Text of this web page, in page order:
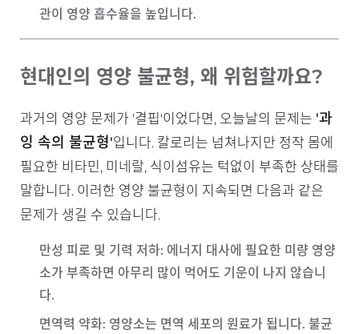
관이 영양 흡수율을 높입니다.
현대인의 영양 불균형, 왜 위험할까요?
과거의 영양 문제가 '결핍'이었다면, 오늘날의 문제는 '과
잉 속의 불균형'입니다. 칼로리는 넘쳐나지만 정작 몸에
필요한 비타민, 미네랄, 식이섬유는 턱없이 부족한 상태를
말합니다. 이러한 영양 불균형이 지속되면 다음과 같은
문제가 생길 수 있습니다.
만성 피로 및 기력 저하: 에너지 대사에 필요한 미량 영양
소가 부족하면 아무리 많이 먹어도 기운이 나지 않습니
다.
면역력 약화: 영양소는 면역 세포의 원료가 됩니다. 불균